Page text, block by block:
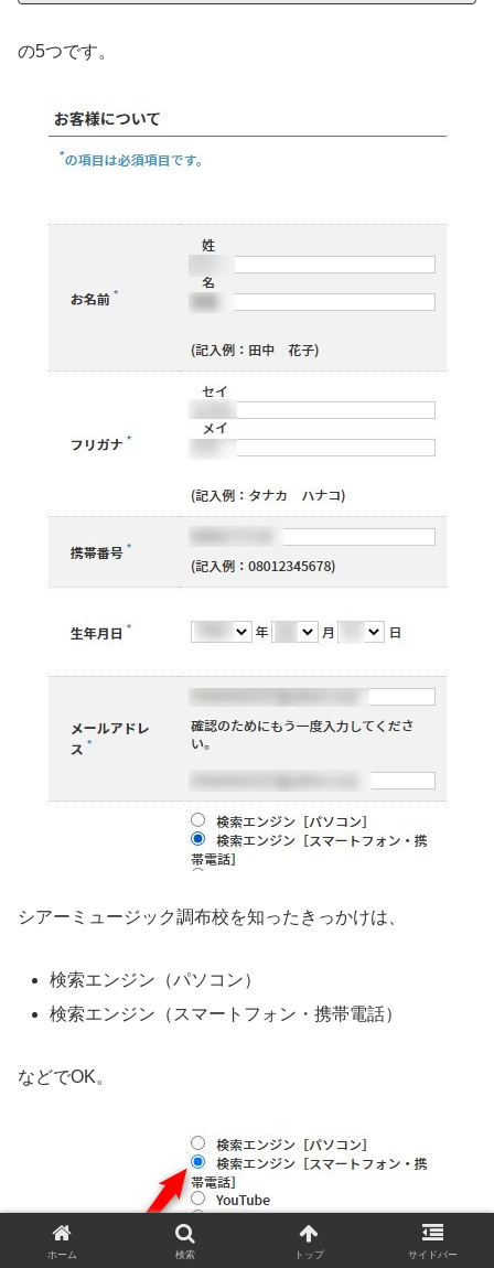
の5つです。
シアーミュージック調布校を知ったきっかけは、
検索エンジン（パソコン）
検索エンジン（スマートフォン・携帯電話）
などでOK。
ホーム 検索 トップ サイドバー